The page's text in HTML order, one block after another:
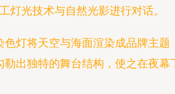
灯光技术与自然光影进行对话。
色灯将天空与海面渲染成品牌主题
勒出独特的舞台结构，使之在夜幕